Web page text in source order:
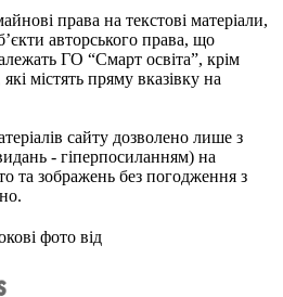
права на текстові матеріали,
авторського права, що
ГО “Смарт освіта”, крім
містять пряму вказівку на
сайту дозволено лише з
- гіперпосиланням) на
та зображень без погодження з
фото від